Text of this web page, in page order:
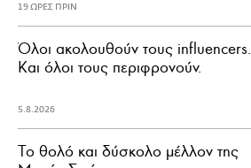
19 ΩΡΕΣ ΠΡΙΝ
Όλοι ακολουθούν τους influencers.
Και όλοι τους περιφρονούν.
5.8.2026
Το θολό και δύσκολο μέλλον της